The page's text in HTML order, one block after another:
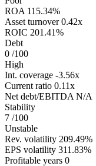
ROA 115.34%
Asset turnover 0.42x
ROIC 201.41%
Debt
0 /100
High
Int. coverage -3.56x
Current ratio 0.11x
Net debt/EBITDA N/A
Stability
7 /100
Unstable
Rev. volatility 209.49%
EPS volatility 311.83%
Profitable years 0